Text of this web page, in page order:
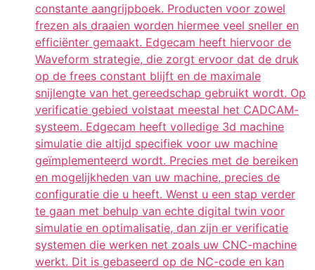
constante aangrijpboek. Producten voor zowel
frezen als draaien worden hiermee veel sneller en
efficiënter gemaakt. Edgecam heeft hiervoor de
Waveform strategie, die zorgt ervoor dat de druk
op de frees constant blijft en de maximale
snijlengte van het gereedschap gebruikt wordt. Op
verificatie gebied volstaat meestal het CADCAM-
systeem. Edgecam heeft volledige 3d machine
simulatie die altijd specifiek voor uw machine
geïmplementeerd wordt. Precies met de bereiken
en mogelijkheden van uw machine, precies de
configuratie die u heeft. Wenst u een stap verder
te gaan met behulp van echte digital twin voor
simulatie en optimalisatie, dan zijn er verificatie
systemen die werken net zoals uw CNC-machine
werkt. Dit is gebaseerd op de NC-code en kan